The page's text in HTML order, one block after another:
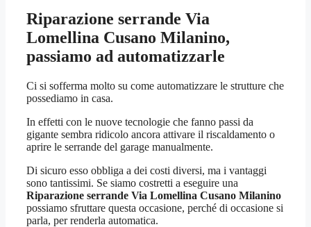
Riparazione serrande Via
Lomellina Cusano Milanino,
passiamo ad automatizzarle
Ci si sofferma molto su come automatizzare le strutture che
possediamo in casa.
In effetti con le nuove tecnologie che fanno passi da
gigante sembra ridicolo ancora attivare il riscaldamento o
aprire le serrande del garage manualmente.
Di sicuro esso obbliga a dei costi diversi, ma i vantaggi
sono tantissimi. Se siamo costretti a eseguire una
Riparazione serrande Via Lomellina Cusano Milanino
possiamo sfruttare questa occasione, perché di occasione si
parla, per renderla automatica.